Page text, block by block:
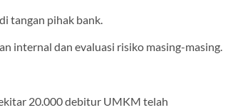
tangan pihak bank.
internal dan evaluasi risiko masing-masing.
20.000 debitur UMKM telah